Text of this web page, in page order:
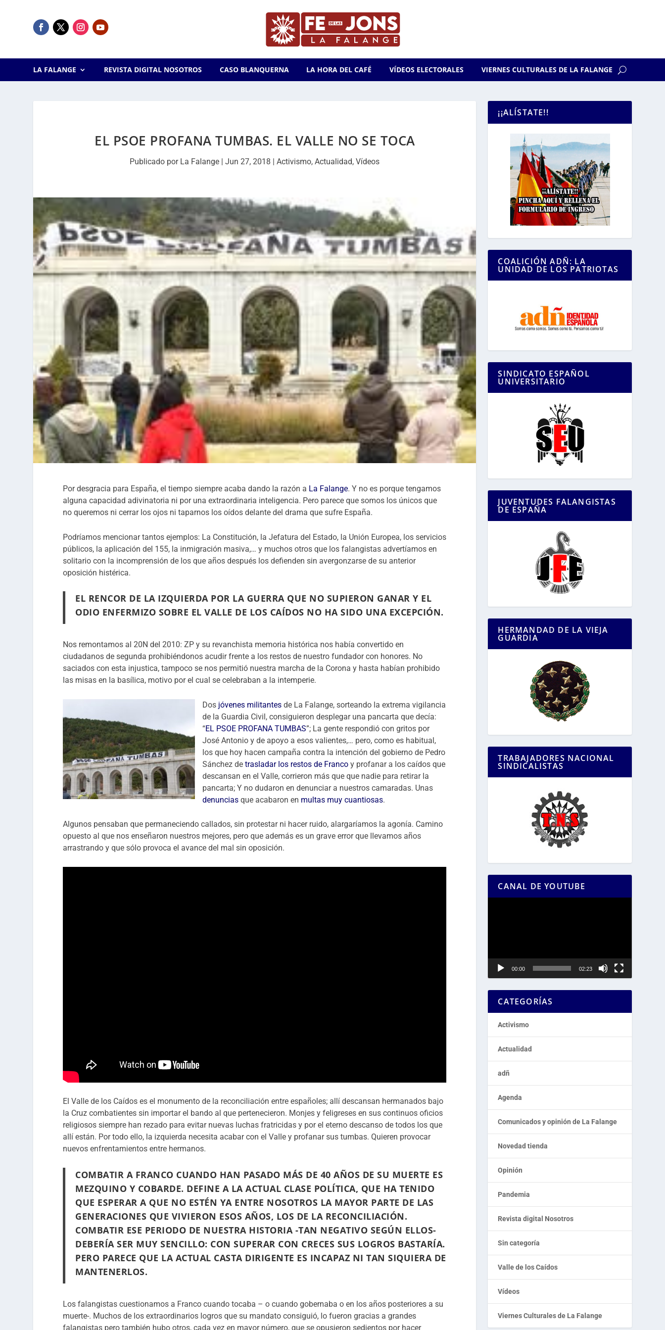
LA FALANGE REVISTA DIGITAL NOSOTROS CASO BLANQUERNA LA HORA DEL CAFÉ VÍDEOS ELECTORALES VIERNES CULTURALES DE LA FALANGE
EL PSOE PROFANA TUMBAS. EL VALLE NO SE TOCA
Publicado por La Falange |Jun 27, 2018 |Activismo,Actualidad,Vídeos
Por desgracia para España, el tiempo siempre acaba dando la razón a La Falange. Y no es porque tengamos
alguna capacidad adivinatoria ni por una extraordinaria inteligencia. Pero parece que somos los únicos que
no queremos ni cerrar los ojos ni taparnos los oídos delante del drama que sufre España.
Podríamos mencionar tantos ejemplos: La Constitución, la Jefatura del Estado, la Unión Europea, los servicios
públicos, la aplicación del 155, la inmigración masiva,… y muchos otros que los falangistas advertíamos en
solitario con la incomprensión de los que años después los defienden sin avergonzarse de su anterior
oposición histérica.
EL RENCOR DE LA IZQUIERDA POR LA GUERRA QUE NO SUPIERON GANAR Y EL
ODIO ENFERMIZO SOBRE EL VALLE DE LOS CAÍDOS NO HA SIDO UNA EXCEPCIÓN.
Nos remontamos al 20N del 2010: ZP y su revanchista memoria histórica nos había convertido en
ciudadanos de segunda prohibiéndonos acudir frente a los restos de nuestro fundador con honores. No
saciados con esta injustica, tampoco se nos permitió nuestra marcha de la Corona y hasta habían prohibido
las misas en la basílica, motivo por el cual se celebraban a la intemperie.
Dos jóvenes militantes de La Falange, sorteando la extrema vigilancia
de la Guardia Civil, consiguieron desplegar una pancarta que decía:
“EL PSOE PROFANA TUMBAS”; La gente respondió con gritos por
José Antonio y de apoyo a esos valientes,… pero, como es habitual,
los que hoy hacen campaña contra la intención del gobierno de Pedro
Sánchez detrasladar los restos de Franco y profanar a los caídos que
descansan en el Valle, corrieron más que que nadie para retirar la
pancarta; Y no dudaron en denunciar a nuestros camaradas. Unas
denuncias que acabaron en multas muy cuantiosas.
Algunos pensaban que permaneciendo callados, sin protestar ni hacer ruido, alargaríamos la agonía. Camino
opuesto al que nos enseñaron nuestros mejores, pero que además es un grave error que llevamos años
arrastrando y que sólo provoca el avance del mal sin oposición.
El Valle de los Caídos es el monumento de la reconciliación entre españoles; allí descansan hermanados bajo
la Cruz combatientes sin importar el bando al que pertenecieron. Monjes y feligreses en sus continuos oficios
religiosos siempre han rezado para evitar nuevas luchas fratricidas y por el eterno descanso de todos los que
allí están. Por todo ello, la izquierda necesita acabar con el Valle y profanar sus tumbas. Quieren provocar
nuevos enfrentamientos entre hermanos.
COMBATIR A FRANCO CUANDO HAN PASADO MÁS DE 40 AÑOS DE SU MUERTE ES
MEZQUINO Y COBARDE. DEFINE A LA ACTUAL CLASE POLÍTICA, QUE HA TENIDO
QUE ESPERAR A QUE NO ESTÉN YA ENTRE NOSOTROS LA MAYOR PARTE DE LAS
GENERACIONES QUE VIVIERON ESOS AÑOS, LOS DE LA RECONCILIACIÓN.
COMBATIR ESE PERIODO DE NUESTRA HISTORIA -TAN NEGATIVO SEGÚN ELLOS-
DEBERÍA SER MUY SENCILLO: CON SUPERAR CON CRECES SUS LOGROS BASTARÍA.
PERO PARECE QUE LA ACTUAL CASTA DIRIGENTE ES INCAPAZ NI TAN SIQUIERA DE
MANTENERLOS.
Los falangistas cuestionamos a Franco cuando tocaba – o cuando gobernaba o en los años posteriores a su
muerte-. Muchos de los extraordinarios logros que su mandato consiguió, lo fueron gracias a grandes
falangistas pero también hubo otros, cada vez en mayor número, que se opusieron sedientos por hacer
¡¡ALÍSTATE!!
COALICIÓN ADÑ: LA
UNIDAD DE LOS PATRIOTAS
SINDICATO ESPAÑOL
UNIVERSITARIO
JUVENTUDES FALANGISTAS
DE ESPAÑA
HERMANDAD DE LA VIEJA
GUARDIA
TRABAJADORES NACIONAL
SINDICALISTAS
CANAL DE YOUTUBE
00:00 02:23
CATEGORÍAS
Activismo
Actualidad
adñ
Agenda
Comunicados y opinión de La Falange
Novedad tienda
Opinión
Pandemia
Revista digital Nosotros
Sin categoría
Valle de los Caídos
Vídeos
Viernes Culturales de La Falange